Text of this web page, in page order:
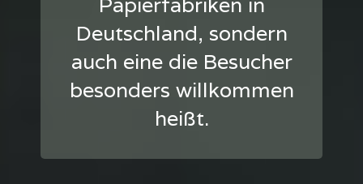
Deutschland, sondern
auch eine die Besucher
besonders willkommen
heißt.